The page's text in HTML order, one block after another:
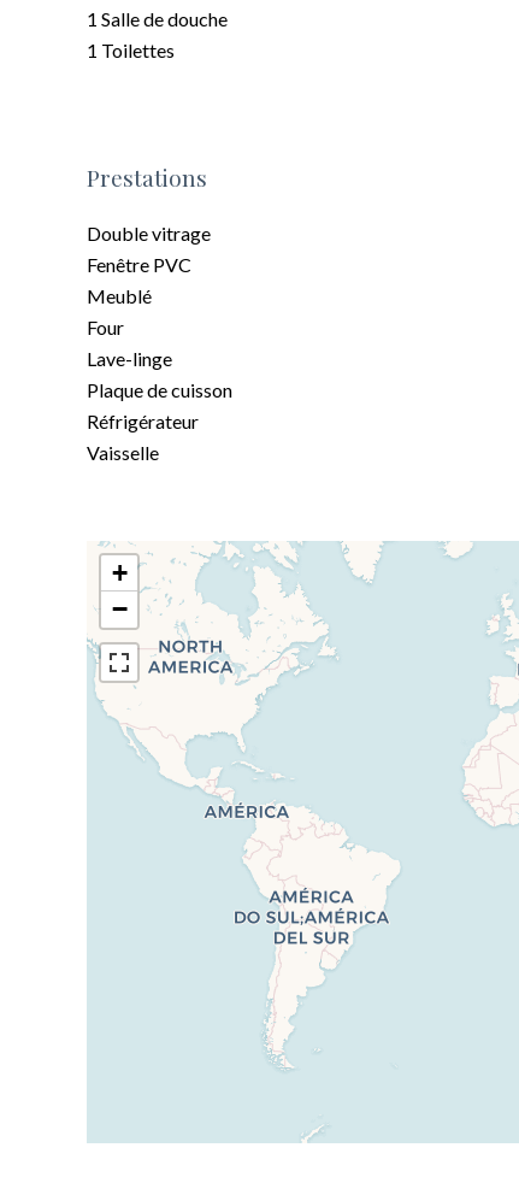
1 Salle de douche
1 Toilettes
Prestations
Double vitrage
Fenêtre PVC
Meublé
Four
Lave-linge
Plaque de cuisson
Réfrigérateur
Vaisselle
+
−